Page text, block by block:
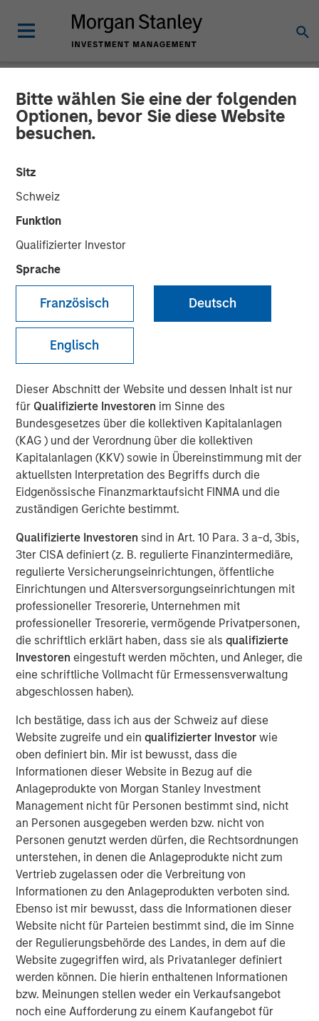
Bitte wählen Sie eine der folgenden
Optionen, bevor Sie diese Website
besuchen.
Sitz
Schweiz
Funktion
Qualifizierter Investor
Sprache
Französisch Deutsch
Englisch
Dieser Abschnitt der Website und dessen Inhalt ist nur
für Qualifizierte Investoren im Sinne des
Bundesgesetzes über die kollektiven Kapitalanlagen
(KAG ) und der Verordnung über die kollektiven
Kapitalanlagen (KKV) sowie in Übereinstimmung mit der
aktuellsten Interpretation des Begriffs durch die
Eidgenössische Finanzmarktaufsicht FINMA und die
zuständigen Gerichte bestimmt.
Qualifizierte Investoren sind in Art. 10 Para. 3 a-d, 3bis,
3ter CISA definiert (z. B. regulierte Finanzintermediäre,
regulierte Versicherungseinrichtungen, öffentliche
Einrichtungen und Altersversorgungseinrichtungen mit
professioneller Tresorerie, Unternehmen mit
professioneller Tresorerie, vermögende Privatpersonen,
die schriftlich erklärt haben, dass sie alsqualifizierte
Investoren eingestuft werden möchten, und Anleger, die
eine schriftliche Vollmacht für Ermessensverwaltung
abgeschlossen haben).
Ich bestätige, dass ich aus der Schweiz auf diese
Website zugreife und ein qualifizierter Investor wie
oben definiert bin. Mir ist bewusst, dass die
Informationen dieser Website in Bezug auf die
Anlageprodukte von Morgan Stanley Investment
Management nicht für Personen bestimmt sind, nicht
an Personen ausgegeben werden bzw. nicht von
Personen genutzt werden dürfen, die Rechtsordnungen
unterstehen, in denen die Anlageprodukte nicht zum
Vertrieb zugelassen oder die Verbreitung von
Informationen zu den Anlageprodukten verboten sind.
Ebenso ist mir bewusst, dass die Informationen dieser
Website nicht für Parteien bestimmt sind, die im Sinne
der Regulierungsbehörde des Landes, in dem auf die
Website zugegriffen wird, als Privatanleger definiert
werden können. Die hierin enthaltenen Informationen
bzw. Meinungen stellen weder ein Verkaufsangebot
noch eine Aufforderung zu einem Kaufangebot für
GLOBAL FIXED INCOME BULLETIN INSIGHTS
Video: Stabilizing After
Shock
27 MAI 2026
Play
Video
As geopolitical tensions eased and rate volatility became
more orderly, credit spreads retraced and risk sentiment
improved despite elevated inflation and energy
video to explore how our portfolios are positioned amid
ongoing risks.
Broad Markets Fixed Income Team
Our team provides exposure to what we consider the best
ideas in fixed income. Leveraging the expertise of our
specialized teams, we use a team-based, rigorous and
disciplined process that seeks out superior and
repeatable results.
Featured Products
Global Fixed Income Opportunities Fund
Ähnliche Einblicke
GLOBAL FIXED INCOME BULLETIN
Video: Built on Resilience
GLOBAL FIXED INCOME BULLETIN
Built on Resilience
GLOBAL FIXED INCOME BULLETIN